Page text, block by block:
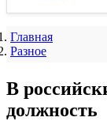
Главная
Разное
В
должность